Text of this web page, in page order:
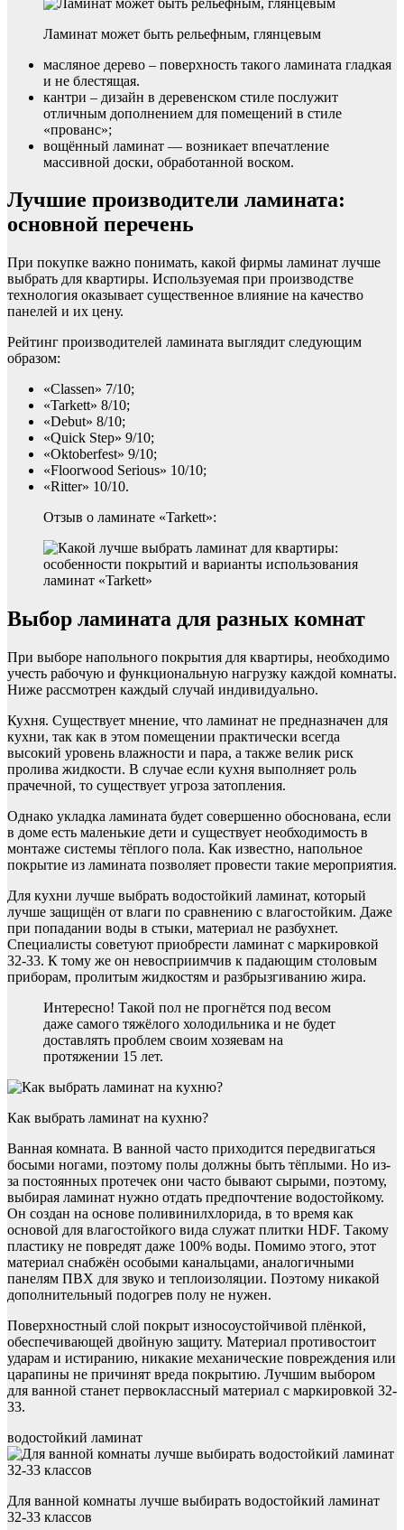
Ламинат может быть рельефным, глянцевым
масляное дерево – поверхность такого ламината гладкая
и не блестящая.
кантри – дизайн в деревенском стиле послужит
отличным дополнением для помещений в стиле
«прованс»;
вощённый ламинат — возникает впечатление
массивной доски, обработанной воском.
Лучшие производители ламината:
основной перечень
При покупке важно понимать, какой фирмы ламинат лучше
выбрать для квартиры. Используемая при производстве
технология оказывает существенное влияние на качество
панелей и их цену.
Рейтинг производителей ламината выглядит следующим
образом:
«Classen» 7/10;
«Tarkett» 8/10;
«Debut» 8/10;
«Quick Step» 9/10;
«Oktoberfest» 9/10;
«Floorwood Serious» 10/10;
«Ritter» 10/10.
Отзыв о ламинате «Tarkett»:
ламинат «Tarkett»
Выбор ламината для разных комнат
При выборе напольного покрытия для квартиры, необходимо
учесть рабочую и функциональную нагрузку каждой комнаты.
Ниже рассмотрен каждый случай индивидуально.
Кухня. Существует мнение, что ламинат не предназначен для
кухни, так как в этом помещении практически всегда
высокий уровень влажности и пара, а также велик риск
пролива жидкости. В случае если кухня выполняет роль
прачечной, то существует угроза затопления.
Однако укладка ламината будет совершенно обоснована, если
в доме есть маленькие дети и существует необходимость в
монтаже системы тёплого пола. Как известно, напольное
покрытие из ламината позволяет провести такие мероприятия.
Для кухни лучше выбрать водостойкий ламинат, который
лучше защищён от влаги по сравнению с влагостойким. Даже
при попадании воды в стыки, материал не разбухнет.
Специалисты советуют приобрести ламинат с маркировкой
32-33. К тому же он невосприимчив к падающим столовым
приборам, пролитым жидкостям и разбрызгиванию жира.
Интересно! Такой пол не прогнётся под весом
даже самого тяжёлого холодильника и не будет
доставлять проблем своим хозяевам на
протяжении 15 лет.
Как выбрать ламинат на кухню?
Ванная комната. В ванной часто приходится передвигаться
босыми ногами, поэтому полы должны быть тёплыми. Но из-
за постоянных протечек они часто бывают сырыми, поэтому,
выбирая ламинат нужно отдать предпочтение водостойкому.
Он создан на основе поливинилхлорида, в то время как
основой для влагостойкого вида служат плитки HDF. Такому
пластику не повредят даже 100% воды. Помимо этого, этот
материал снабжён особыми канальцами, аналогичными
панелям ПВХ для звуко и теплоизоляции. Поэтому никакой
дополнительный подогрев полу не нужен.
Поверхностный слой покрыт износоустойчивой плёнкой,
обеспечивающей двойную защиту. Материал противостоит
ударам и истиранию, никакие механические повреждения или
царапины не причинят вреда покрытию. Лучшим выбором
для ванной станет первоклассный материал с маркировкой 32-
33.
водостойкий ламинат
Для ванной комнаты лучше выбирать водостойкий ламинат
32-33 классов